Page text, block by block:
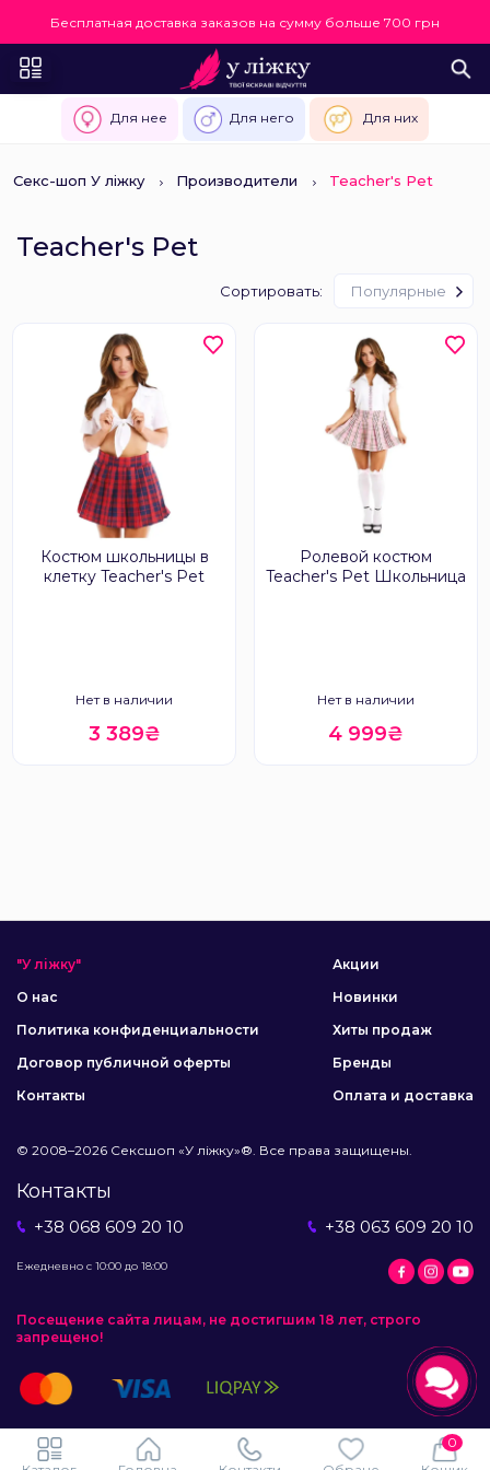
Бесплатная доставка заказов на сумму больше 700 грн
Для нее Для него Для них
Секс-шоп У ліжку Производители Teacher's Pet
Teacher's Pet
Сортировать: Популярные
Костюм школьницы в
клетку Teacher's Pet
Нет в наличии
3 389₴
Ролевой костюм
Teacher's Pet Школьница
Нет в наличии
4 999₴
"У ліжку"
О нас
Политика конфиденциальности
Договор публичной оферты
Контакты
Акции
Новинки
Хиты продаж
Бренды
Оплата и доставка
© 2008–2026 Сексшоп «У ліжку»®. Все права защищены.
Контакты
+38 068 609 20 10 +38 063 609 20 10
Ежедневно с 10:00 до 18:00
Посещение сайта лицам, не достигшим 18 лет, строго
запрещено!
0